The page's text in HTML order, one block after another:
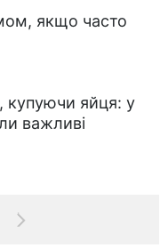
якщо часто
купуючи яйця: у
важливі